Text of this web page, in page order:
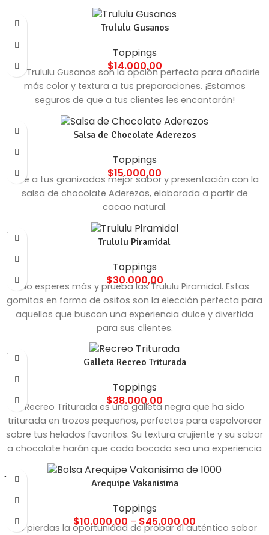
Trululu Gusanos
Toppings
$14.000,00
Los Trululu Gusanos son la opción perfecta para añadirle
más color y textura a tus preparaciones. ¡Estamos
seguros de que a tus clientes les encantarán!
Salsa de Chocolate Aderezos
Toppings
$15.000,00
Dale a tus granizados mejor sabor y presentación con la
salsa de chocolate Aderezos, elaborada a partir de
cacao natural.
SOLD
OUT
Trululu Piramidal
Toppings
$30.000,00
No esperes más y prueba las Trululu Piramidal. Estas
gomitas en forma de ositos son la elección perfecta para
aquellos que buscan una experiencia dulce y divertida
para sus clientes.
SOLD
OUT
Galleta Recreo Triturada
Toppings
$38.000,00
Recreo Triturada es una galleta negra que ha sido
triturada en trozos pequeños, perfectos para espolvorear
sobre tus helados favoritos. Su textura crujiente y su sabor
a chocolate harán que cada bocado sea una experiencia
1000 GRAMS
4000 GRAMS
Arequipe Vakanisima
Toppings
$10.000,00 – $45.000,00
No pierdas la oportunidad de probar el auténtico sabor